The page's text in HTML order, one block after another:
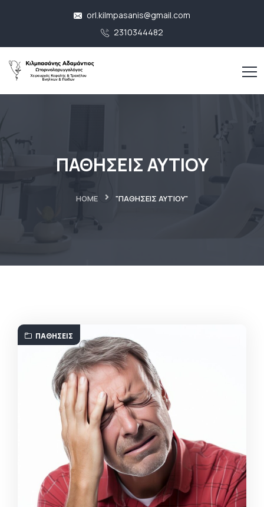
orl.kilmpasanis@gmail.com
2310344482
ΠΑΘΗΣΕΙΣ ΑΥΤΙΟΥ
HOME "ΠΑΘΗΣΕΙΣ ΑΥΤΙΟΥ"
ΠΑΘΉΣΕΙΣ